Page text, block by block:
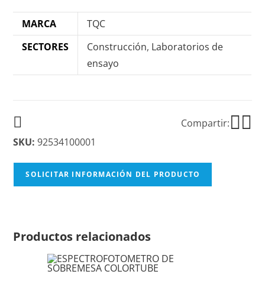
MARCA
TQC
SECTORES
Construcción, Laboratorios de
ensayo
Compartir:
SKU: 92534100001
SOLICITAR INFORMACIÓN DEL PRODUCTO
Productos relacionados